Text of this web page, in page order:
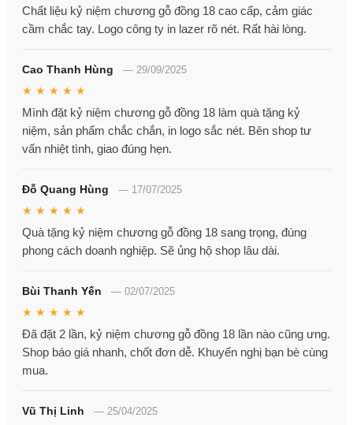
Chất liệu kỷ niệm chương gỗ đồng 18 cao cấp, cảm giác
cầm chắc tay. Logo công ty in lazer rõ nét. Rất hài lòng.
Cao Thanh Hùng — 29/09/2025
★ ★ ★ ★ ★
Mình đặt kỷ niệm chương gỗ đồng 18 làm quà tặng kỷ
niệm, sản phẩm chắc chắn, in logo sắc nét. Bên shop tư
vấn nhiệt tình, giao đúng hẹn.
Đỗ Quang Hùng — 17/07/2025
★ ★ ★ ★ ★
Quà tặng kỷ niệm chương gỗ đồng 18 sang trọng, đúng
phong cách doanh nghiệp. Sẽ ủng hộ shop lâu dài.
Bùi Thanh Yến — 02/07/2025
★ ★ ★ ★ ★
Đã đặt 2 lần, kỷ niệm chương gỗ đồng 18 lần nào cũng ưng.
Shop báo giá nhanh, chốt đơn dễ. Khuyến nghị bạn bè cùng
mua.
Vũ Thị Linh — 25/04/2025